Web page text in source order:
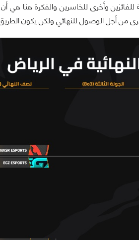
وأخرى للخاسرين والفكرة هنا هي
من أجل الوصول للنهائي ولكن يكون